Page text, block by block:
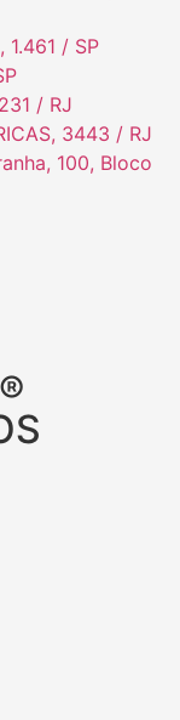
1.461 / SP
/ RJ
3443 / RJ
100, Bloco